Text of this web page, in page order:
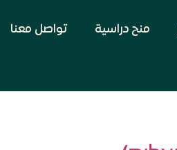
منح دراسية تواصل معنا